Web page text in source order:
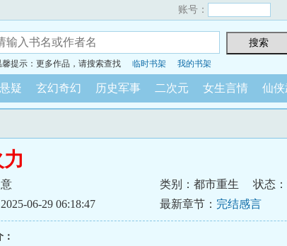
账号：
馨提示：更多作品，请搜索查找 临时书架 我的书架
疑 玄幻奇幻 历史军事 二次元 女生言情 仙
类别：都市重生
状态
06-29 06:18:47
最新章节： 完结感言